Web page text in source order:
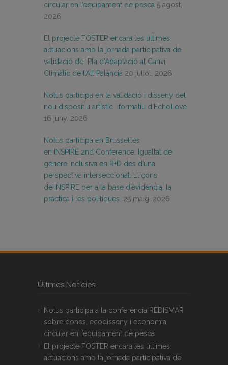
circular en l’equipament de pesca 5 agost,
2026
El projecte FOSTER encara les últimes
actuacions amb la jornada participativa de
validació del Pla d’Adaptació al Canvi
Climàtic de l’Alt Palància 20 juliol, 2026
Notus participa en la validació i disseny del
nou dispositiu artístic i formatiu d’EchoLove
16 juny, 2026
Notus participa en Brussel·les
en INSPIRE 2nd Conference: Igualtat de
gènere inclusiva en R+D des d’una
perspectiva interseccional. Lliçons
de INSPIRE per a la base d’evidència, la
pràctica i les polítiques. 25 maig, 2026
Últimes Notícies
Notus participa a la conferència REDISMAR
sobre dones, ecodisseny i economia
circular en l’equipament de pesca
El projecte FOSTER encara les últimes
actuacions amb la jornada participativa de